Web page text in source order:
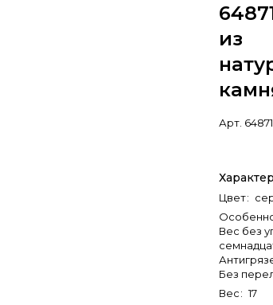
из
Арт. 64871
Цвет:
Вес без
Без
Вес: 17